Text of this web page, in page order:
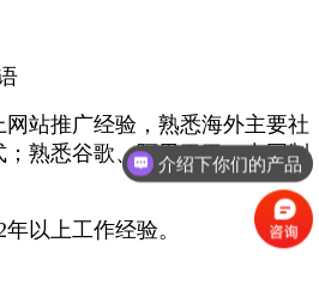
站推广经验，熟悉海外主要社
熟悉谷歌、阿里巴巴、中国制
以上工作经验。
介绍下你们的产品